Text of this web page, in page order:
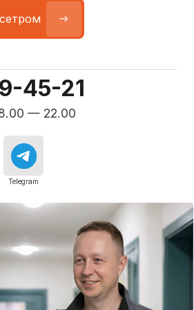
всей Москве
приезжает на адрес
специалисты — штатные